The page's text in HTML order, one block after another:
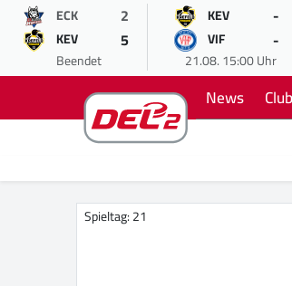
ECK 2
KEV 5
Beendet
KEV -
VIF -
21.08. 15:00 Uhr
News
Spieltag: 21